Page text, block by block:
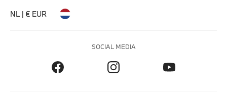
NL | € EUR
SOCIAL MEDIA